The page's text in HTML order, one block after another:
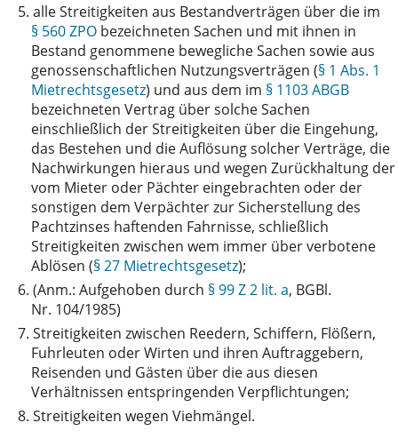
5. alle Streitigkeiten aus Bestandverträgen über die im
§ 560 ZPO bezeichneten Sachen und mit ihnen in
Bestand genommene bewegliche Sachen sowie aus
genossenschaftlichen Nutzungsverträgen (§ 1 Abs. 1
Mietrechtsgesetz) und aus dem im § 1103 ABGB
bezeichneten Vertrag über solche Sachen
einschließlich der Streitigkeiten über die Eingehung,
das Bestehen und die Auflösung solcher Verträge, die
Nachwirkungen hieraus und wegen Zurückhaltung der
vom Mieter oder Pächter eingebrachten oder der
sonstigen dem Verpächter zur Sicherstellung des
Pachtzinses haftenden Fahrnisse, schließlich
Streitigkeiten zwischen wem immer über verbotene
Ablösen (§ 27 Mietrechtsgesetz);
6. (Anm.: Aufgehoben durch § 99 Z 2 lit. a, BGBl.
Nr. 104/1985)
7. Streitigkeiten zwischen Reedern, Schiffern, Flößern,
Fuhrleuten oder Wirten und ihren Auftraggebern,
Reisenden und Gästen über die aus diesen
Verhältnissen entspringenden Verpflichtungen;
8. Streitigkeiten wegen Viehmängel.